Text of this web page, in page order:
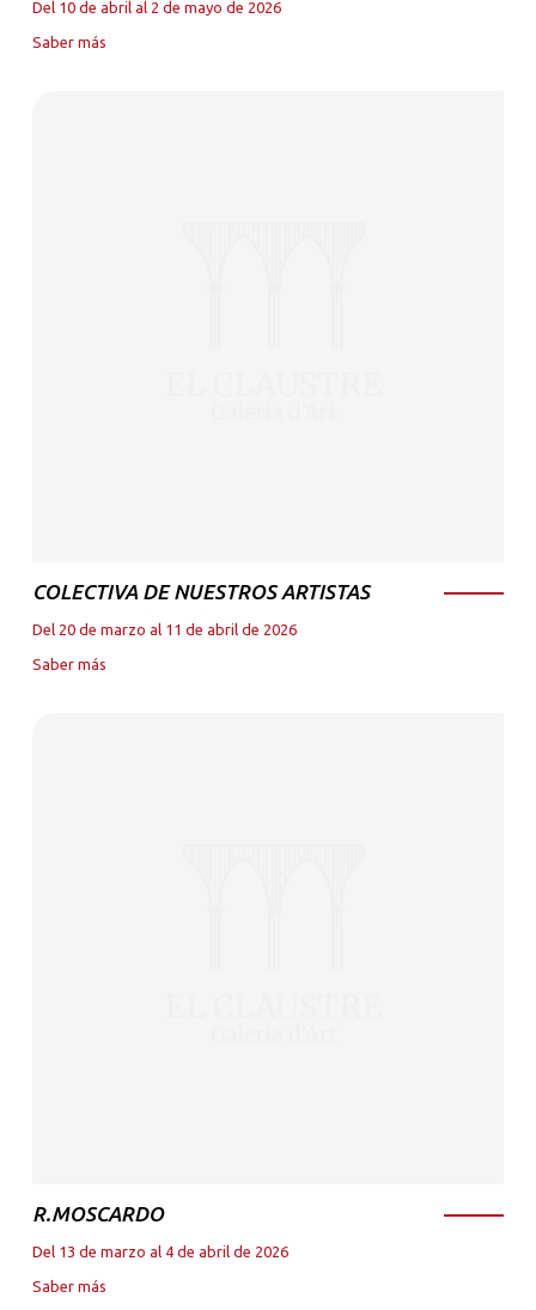
Del 10 de abril al 2 de mayo de 2026
Saber más
COLECTIVA DE NUESTROS ARTISTAS
Del 20 de marzo al 11 de abril de 2026
Saber más
R.MOSCARDO
Del 13 de marzo al 4 de abril de 2026
Saber más